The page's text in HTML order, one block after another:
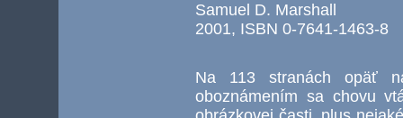
Samuel D. Marshall
2001, ISBN 0-7641-1463-8
Na 113 stranách opäť
oboznámením sa chovu